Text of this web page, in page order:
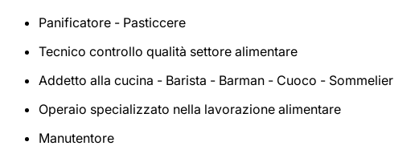
Panificatore - Pasticcere
Tecnico controllo qualità settore alimentare
Addetto alla cucina - Barista - Barman - Cuoco - Sommelier
Operaio specializzato nella lavorazione alimentare
Manutentore